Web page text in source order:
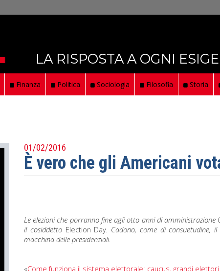
LA RISPOSTA A OGNI
Finanza Politica Sociologia Filosofia Storia
01/02/2016
È vero che gli Americani
Le elezioni che porranno fine agli otto anni di
il cosiddetto Election Day. Cadono, come di consuetudine,
macchina delle presidenziali.
«Come funziona il sistema elettorale: caucus, grandi